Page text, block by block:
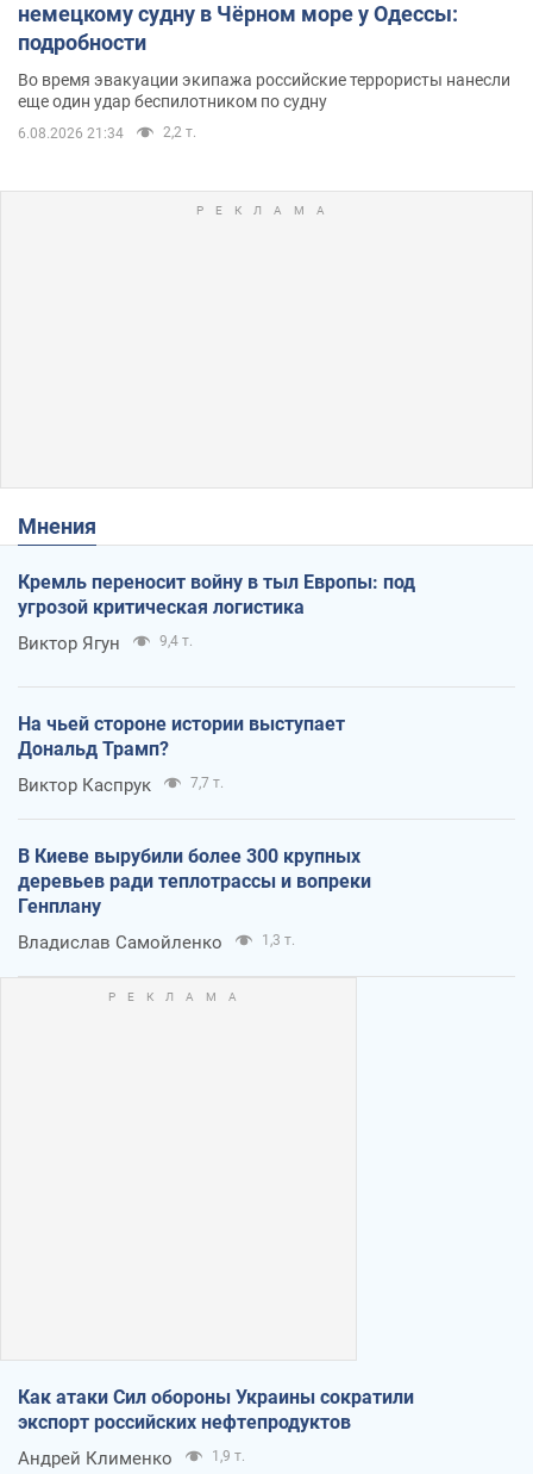
немецкому судну в Чёрном море у Одессы:
подробности
Во время эвакуации экипажа российские террористы нанесли
еще один удар беспилотником по судну
6.08.2026 21:34 2,2 т.
Мнения
Кремль переносит войну в тыл Европы: под
угрозой критическая логистика
Виктор Ягун 9,4 т.
На чьей стороне истории выступает
Дональд Трамп?
Виктор Каспрук 7,7 т.
В Киеве вырубили более 300 крупных
деревьев ради теплотрассы и вопреки
Генплану
Владислав Самойленко 1,3 т.
Как атаки Сил обороны Украины сократили
экспорт российских нефтепродуктов
Андрей Клименко 1,9 т.